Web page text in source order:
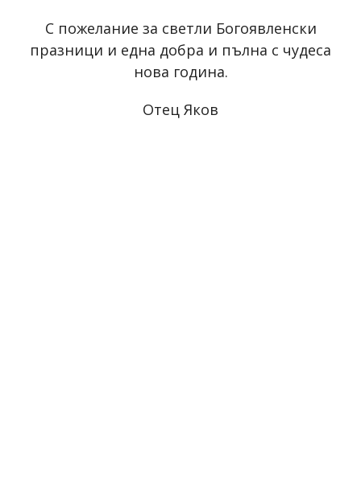
С пожелание за светли Богоявленски
празници и една добра и пълна с чудеса
нова година.
Отец Яков